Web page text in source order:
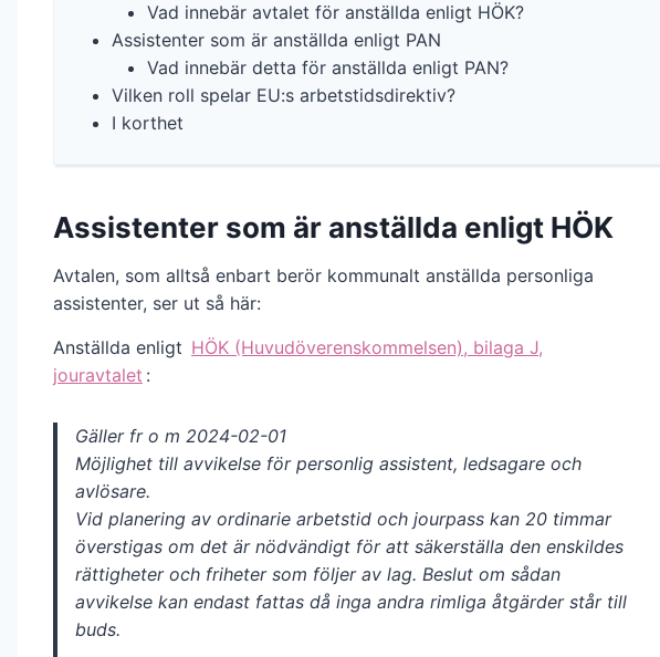
Vad innebär avtalet för anställda enligt HÖK?
Assistenter som är anställda enligt PAN
Vad innebär detta för anställda enligt PAN?
Vilken roll spelar EU:s arbetstidsdirektiv?
I korthet
Assistenter som är anställda enligt HÖK
Avtalen, som alltså enbart berör kommunalt anställda personliga
assistenter, ser ut så här:
Anställda enligt HÖK (Huvudöverenskommelsen), bilaga J,
jouravtalet :
Gäller fr o m 2024-02-01
Möjlighet till avvikelse för personlig assistent, ledsagare och
avlösare.
Vid planering av ordinarie arbetstid och jourpass kan 20 timmar
överstigas om det är nödvändigt för att säkerställa den enskildes
rättigheter och friheter som följer av lag. Beslut om sådan
avvikelse kan endast fattas då inga andra rimliga åtgärder står till
buds.